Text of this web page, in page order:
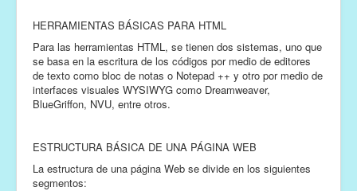
HERRAMIENTAS BÁSICAS PARA HTML
Para las herramientas HTML, se tienen dos sistemas, uno que
se basa en la escritura de los códigos por medio de editores
de texto como bloc de notas o Notepad ++ y otro por medio de
interfaces visuales WYSIWYG como Dreamweaver,
BlueGriffon, NVU, entre otros.
ESTRUCTURA BÁSICA DE UNA PÁGINA WEB
La estructura de una página Web se divide en los siguientes
segmentos: